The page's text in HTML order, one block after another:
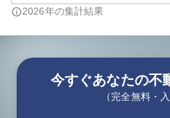
2026年の集計結果
今すぐあなたの不
（完全無料・